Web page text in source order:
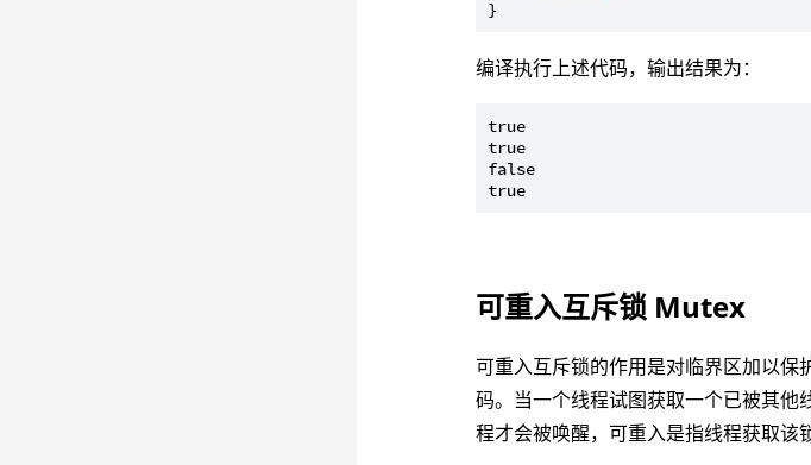
编译执行上述代码，输出结果为：
true
true
false
可重入互斥锁 Mutex
可重入互斥锁的作用是对临界区加以
码。当一个线程试图获取一个已被其
程才会被唤醒，可重入是指线程获取该